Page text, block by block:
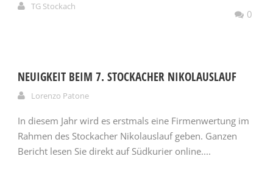
TG Stockach
0
NEUIGKEIT BEIM 7. STOCKACHER NIKOLAUSLAUF
Lorenzo Patone
In diesem Jahr wird es erstmals eine Firmenwertung im
Rahmen des Stockacher Nikolauslauf geben. Ganzen
Bericht lesen Sie direkt auf Südkurier online....